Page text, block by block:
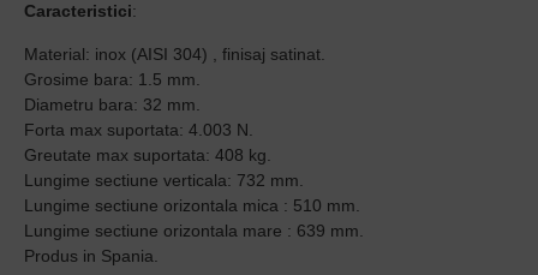
Caracteristici:
Material: inox (AISI 304) , finisaj satinat.
Grosime bara: 1.5 mm.
Diametru bara: 32 mm.
Forta max suportata: 4.003 N.
Greutate max suportata: 408 kg.
Lungime sectiune verticala: 732 mm.
Lungime sectiune orizontala mica : 510 mm.
Lungime sectiune orizontala mare : 639 mm.
Produs in Spania.